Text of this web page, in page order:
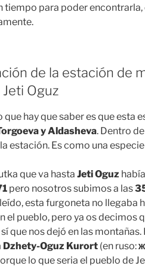
tiempo para poder
de la estación de
Oguz
que hay que saber es que esta
y Aldasheva. Dentro
estación. Es como una
que va hasta Jeti Oguz
pero nosotros subimos a las
esta furgoneta no llegaba
el pueblo, pero ya os decimos
que nos dejó en las montañas.
Dzhety-Oguz Kurort (en ruso:
lo que seria el pueblo de